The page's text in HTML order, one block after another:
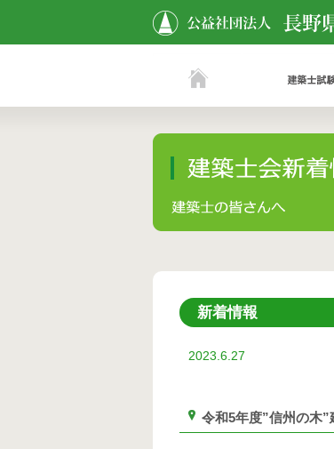
新着情報
2023.6.27
令和5年度”信州の木